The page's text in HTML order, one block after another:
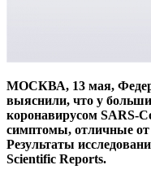
МОСКВА, 13 мая,
выяснили, что у
коронавирусом SARS-
симптомы, отличные
Результаты
Scientific Reports.